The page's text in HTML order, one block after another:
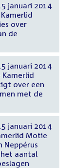
januari 2014
over
de
januari 2014
Kamerlid
over een
met de
januari 2014
Motie
Neppérus
aantal